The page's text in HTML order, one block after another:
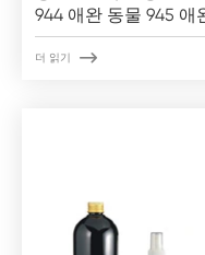
944 애완 동물 945 애
더 읽기 